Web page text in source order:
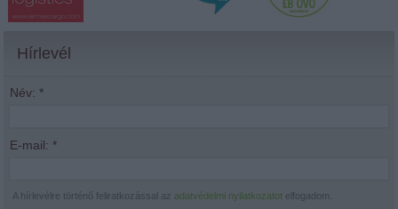
Hírlevél
Név: *
E-mail: *
A hírlevélre történő feliratkozással azadatvédelmi nyilatkozatot elfogadom.